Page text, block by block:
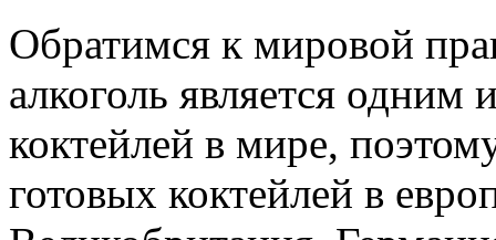
Обратимся к мировой
алкоголь является
коктейлей в мире,
готовых коктейлей в